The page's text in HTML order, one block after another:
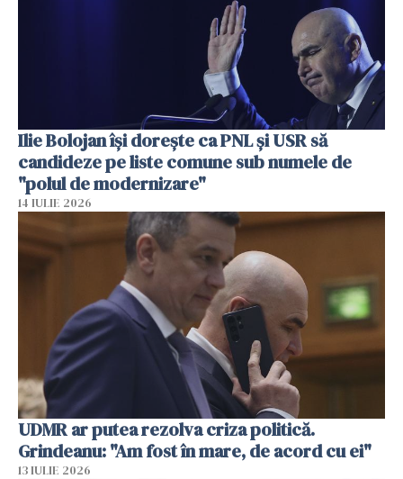
Ilie Bolojan își dorește ca PNL și USR să
candideze pe liste comune sub numele de
"polul de modernizare"
14 IULIE 2026
UDMR ar putea rezolva criza politică.
Grindeanu: "Am fost în mare, de acord cu ei"
13 IULIE 2026